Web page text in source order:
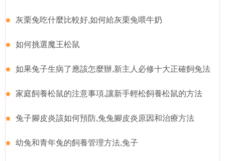
灰栗兔吃什麼比較好,如何給灰栗兔喂牛奶
如何挑選魔王松鼠
如果兔子生病了應該怎麼辦,新主人必修十大正確飼兔法
家庭飼養松鼠的注意事項,讓新手輕松飼養松鼠的方法
兔子腳皮炎該如何預防,兔兔腳皮炎原因和治療方法
幼兔和青年兔的飼養管理方法,兔子